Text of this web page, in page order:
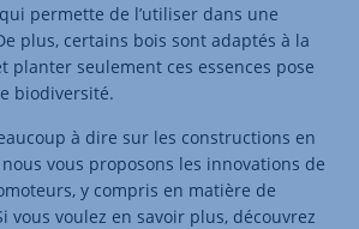
permette de l’utiliser dans une
plus, certains bois sont adaptés à la
planter seulement ces essences pose
biodiversité.
à dire sur les constructions en
nous vous proposons les innovations de
y compris en matière de
vous voulez en savoir plus, découvrez